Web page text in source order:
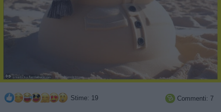
Stime: 19  Commenti: 7